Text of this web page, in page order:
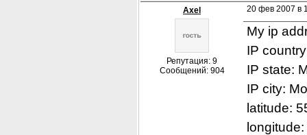
Axel
Репутация: 9
Сообщений: 904
20 фев 2007 в
My ip
IP
IP state:
IP city:
latitude: